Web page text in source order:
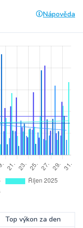
Nápověda
Top výkon za den